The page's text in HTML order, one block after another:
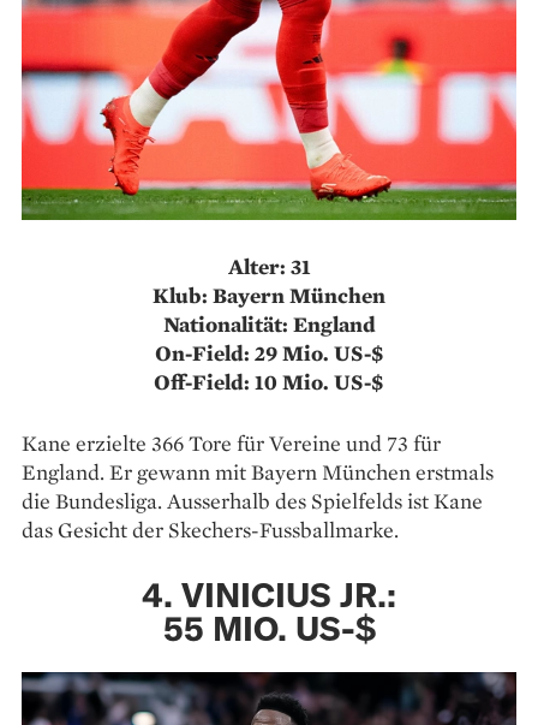
Alter: 31
Klub: Bayern München
Nationalität: England
On-Field: 29 Mio. US-$
Off-Field: 10 Mio. US-$
Kane erzielte 366 Tore für Vereine und 73 für
England. Er gewann mit Bayern München erstmals
die Bundesliga. Ausserhalb des Spielfelds ist Kane
das Gesicht der Skechers-Fussballmarke.
4. VINICIUS JR.:
55 MIO. US-$